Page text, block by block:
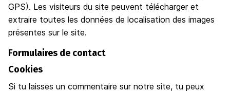
GPS). Les visiteurs du site peuvent télécharger et
extraire toutes les données de localisation des images
présentes sur le site.
Formulaires de contact
Cookies
Si tu laisses un commentaire sur notre site, tu peux